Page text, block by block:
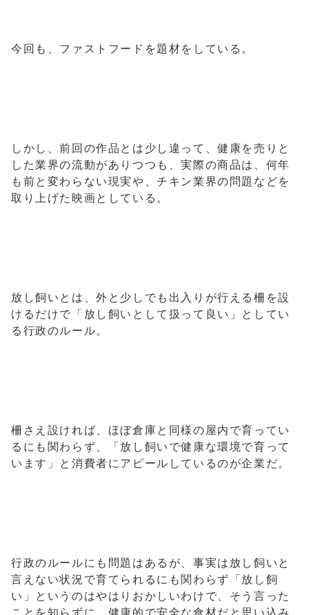
今回も、ファストフードを題材をしている。
しかし、前回の作品とは少し違って、健康を売りと
した業界の流動がありつつも、実際の商品は、何年
も前と変わらない現実や、チキン業界の問題などを
取り上げた映画としている。
放し飼いとは、外と少しでも出入りが行える柵を設
けるだけで「放し飼いとして扱って良い」としてい
る行政のルール。
柵さえ設ければ、ほぼ倉庫と同様の屋内で育ってい
るにも関わらず、「放し飼いで健康な環境で育って
います」と消費者にアピールしているのが企業だ。
行政のルールにも問題はあるが、事実は放し飼いと
言えない状況で育てられるにも関わらず「放し飼
い」というのはやはりおかしいわけで、そう言った
ことを知らずに、健康的で安全な食材だと思い込み